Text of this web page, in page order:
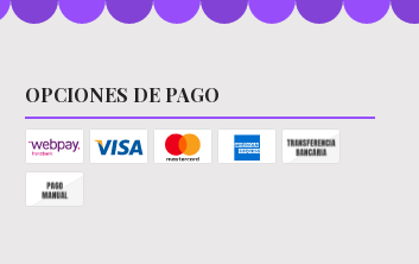
OPCIONES DE PAGO